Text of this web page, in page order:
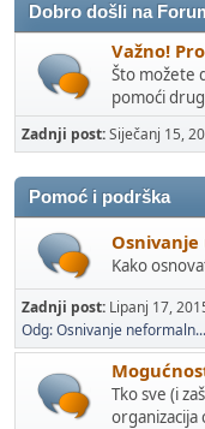
Dobro došli na
Važno!
Što možete
pomoći
Zadnji post:Siječanj 15,
Pomoć i podrška
Osnivanje
Kako
Zadnji post: Lipanj 17,
Odg: Osnivanje neformaln...
Tko sve (i
organizacija